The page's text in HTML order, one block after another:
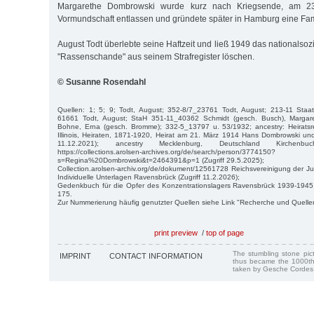
Margarethe Dombrowski wurde kurz nach Kriegsende, am
Vormundschaft entlassen und gründete später in Hamburg eine
August Todt überlebte seine Haftzeit und ließ 1949 das
"Rassenschande" aus seinem Strafregister löschen.
© Susanne Rosendahl
Quellen: 1; 5; 9; Todt, August; 352-8/7_23761 Todt, August; 213-11
61661 Todt, August; StaH 351-11_40362 Schmidt (gesch. Busch),
Bohne, Erna (gesch. Bromme); 332-5_13797 u. 53/1932; ancestry:
Illinois, Heiraten, 1871-1920, Heirat am 21. März 1914 Hans Dombrowski
11.12.2021); ancestry Mecklenburg, Deutschland
https://collections.arolsen-archives.org/de/search/person/3774150?
s=Regina%20Dombrowski&t=2464391&p=1 (Zugriff 29.5.2025);
Collection.arolsen-archiv.org/de/dokument/12561728 Reichsvereinigung der
Individuelle Unterlagen Ravensbrück (Zugriff 11.2.2026);
Gedenkbuch für die Opfer des Konzentrationslagers Ravensbrück 1939-
175.
Zur Nummerierung häufig genutzter Quellen siehe Link "Recherche und
print preview / top of page
IMPRINT CONTACT INFORMATION
The stumbling stone
thus became the
taken by Gesche